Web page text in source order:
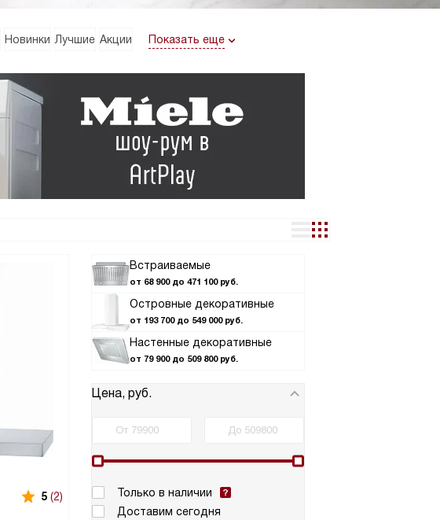
Новинки Лучшие Акции Показать еще
Встраиваемые
от 68 900 до 471 100 руб.
Островные декоративные
от 193 700 до 549 000 руб.
Настенные декоративные
от 79 900 до 509 800 руб.
Цена, руб.
Только в наличии
Доставим сегодня
5 (2)